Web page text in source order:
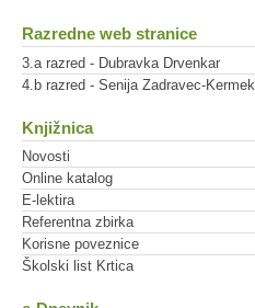
Razredne web stranice
3.a razred - Dubravka Drvenkar
4.b razred - Senija Zadravec-Kermek
Knjižnica
Novosti
Online katalog
E-lektira
Referentna zbirka
Korisne poveznice
Školski list Krtica